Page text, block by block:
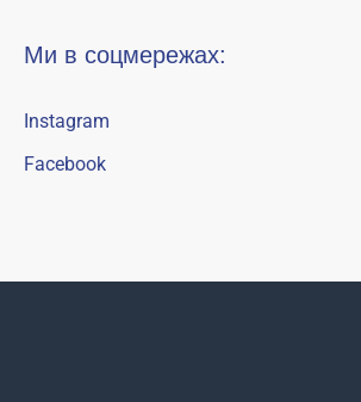
Ми в соцмережах:
Instagram
Facebook